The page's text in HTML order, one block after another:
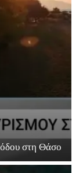
στη Θάσο